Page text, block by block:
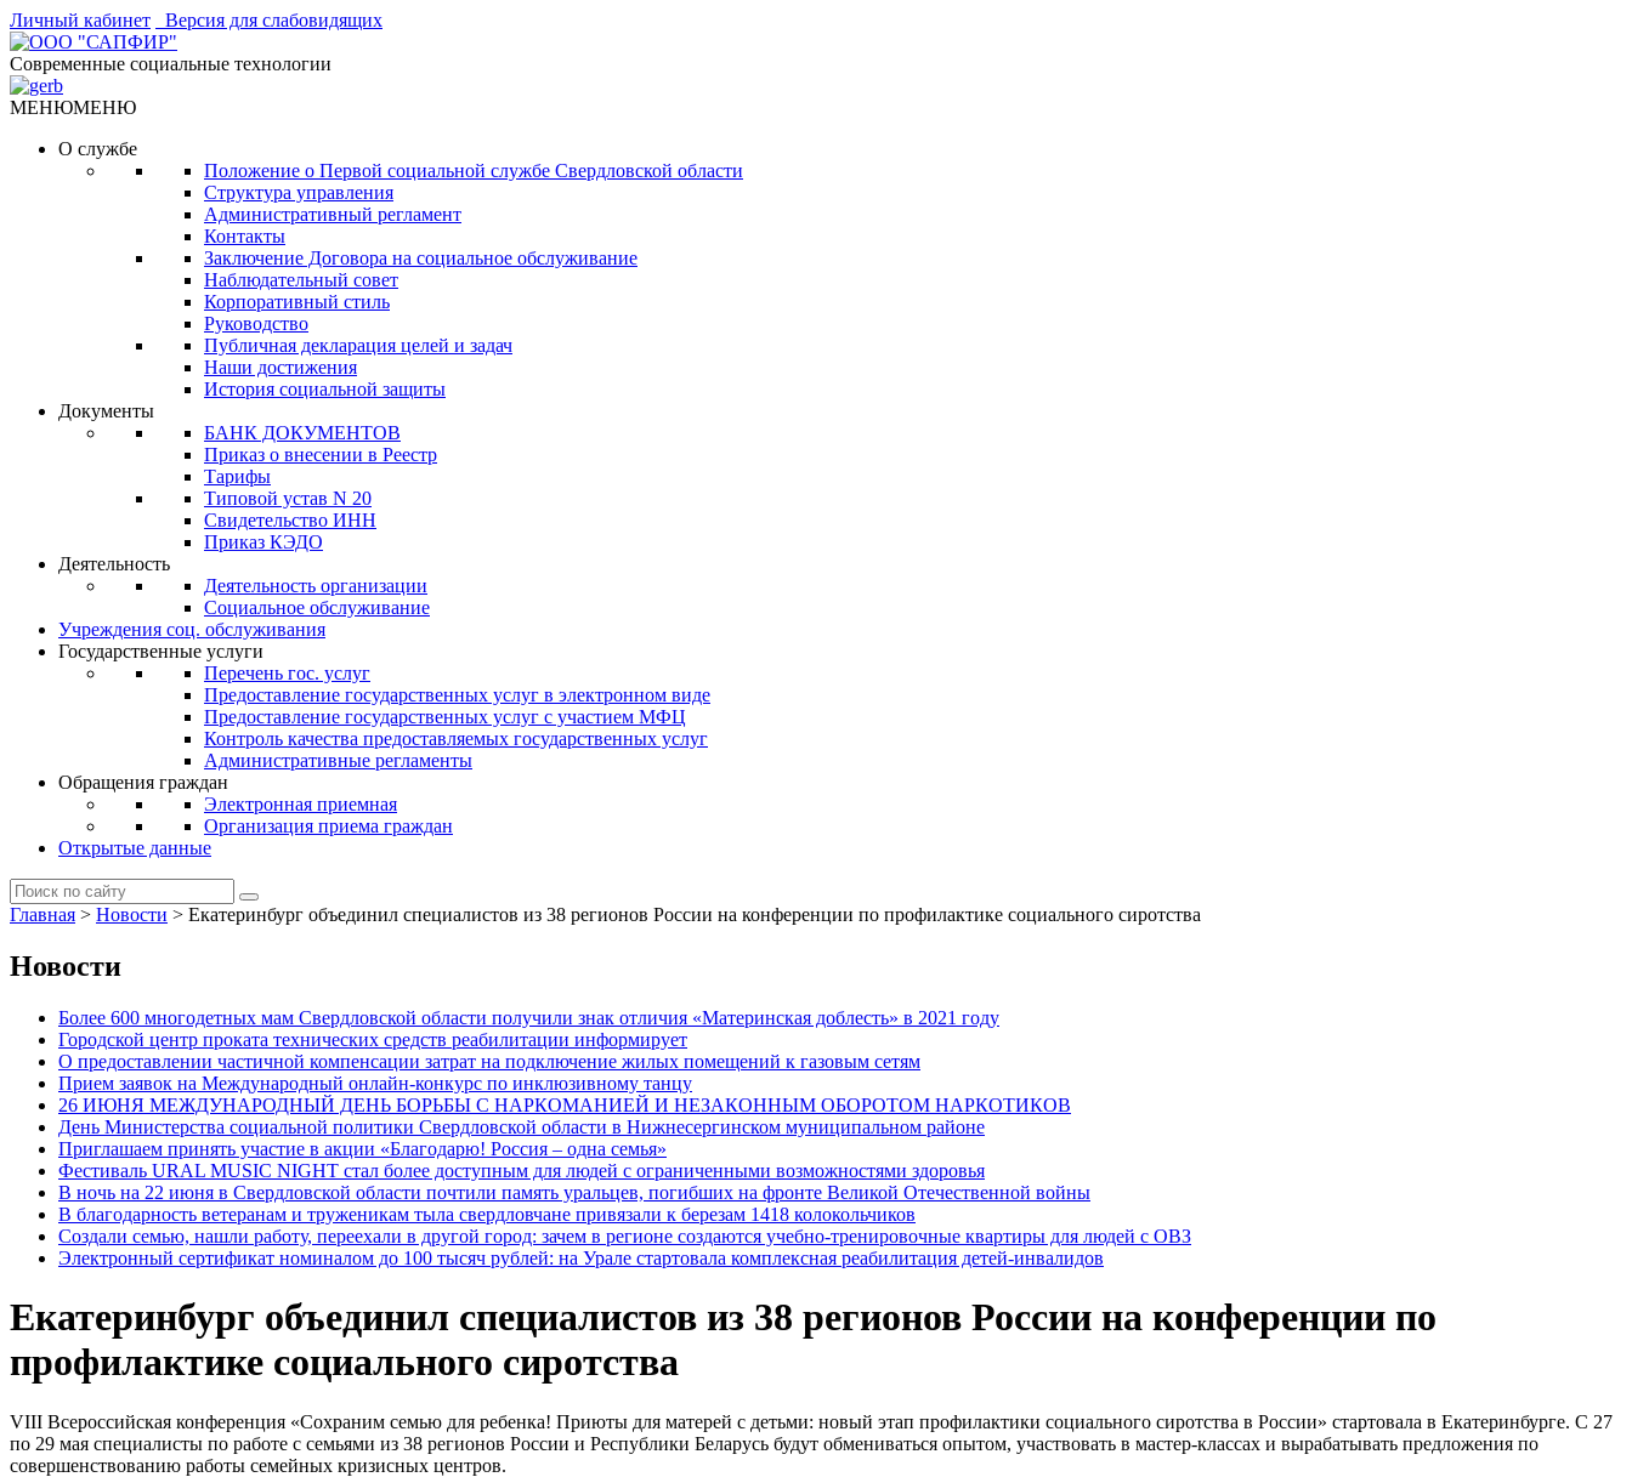
Личный кабинет Версия для слабовидящих
Современные социальные технологии
МЕНЮМЕНЮ
О службе
Положение о Первой социальной службе Свердловской области
Структура управления
Административный регламент
Контакты
Заключение Договора на социальное обслуживание
Наблюдательный совет
Корпоративный стиль
Руководство
Публичная декларация целей и задач
Наши достижения
История социальной защиты
Документы
БАНК ДОКУМЕНТОВ
Приказ о внесении в Реестр
Тарифы
Типовой устав N 20
Свидетельство ИНН
Приказ КЭДО
Деятельность
Деятельность организации
Социальное обслуживание
Учреждения соц. обслуживания
Государственные услуги
Перечень гос. услуг
Предоставление государственных услуг в электронном виде
Предоставление государственных услуг с участием МФЦ
Контроль качества предоставляемых государственных услуг
Административные регламенты
Обращения граждан
Электронная приемная
Организация приема граждан
Открытые данные
Главная > Новости > Екатеринбург объединил специалистов из 38 регионов России на конференции по профилактике социального сиротства
Новости
Более 600 многодетных мам Свердловской области получили знак отличия «Материнская доблесть» в 2021 году
Городской центр проката технических средств реабилитации информирует
О предоставлении частичной компенсации затрат на подключение жилых помещений к газовым сетям
Прием заявок на Международный онлайн-конкурс по инклюзивному танцу
26 ИЮНЯ МЕЖДУНАРОДНЫЙ ДЕНЬ БОРЬБЫ С НАРКОМАНИЕЙ И НЕЗАКОННЫМ ОБОРОТОМ НАРКОТИКОВ
День Министерства социальной политики Свердловской области в Нижнесергинском муниципальном районе
Приглашаем принять участие в акции «Благодарю! Россия – одна семья»
Фестиваль URAL MUSIC NIGHT стал более доступным для людей с ограниченными возможностями здоровья
В ночь на 22 июня в Свердловской области почтили память уральцев, погибших на фронте Великой Отечественной войны
В благодарность ветеранам и труженикам тыла свердловчане привязали к березам 1418 колокольчиков
Создали семью, нашли работу, переехали в другой город: зачем в регионе создаются учебно-тренировочные квартиры для людей с ОВЗ
Электронный сертификат номиналом до 100 тысяч рублей: на Урале стартовала комплексная реабилитация детей-инвалидов
Екатеринбург объединил специалистов из 38 регионов России на конференции по
профилактике социального сиротства
VIII Всероссийская конференция «Сохраним семью для ребенка! Приюты для матерей с детьми: новый этап профилактики социального сиротства в России» стартовала в Екатеринбурге. С 27
по 29 мая специалисты по работе с семьями из 38 регионов России и Республики Беларусь будут обмениваться опытом, участвовать в мастер-классах и вырабатывать предложения по
совершенствованию работы семейных кризисных центров.